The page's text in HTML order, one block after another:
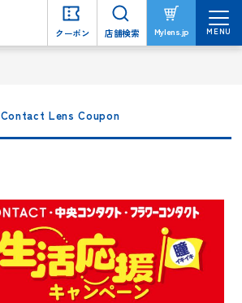
クーポン 店舗検索 Mylens.jp MENU
Contact Lens Coupon
クーポン 店舗検索 Mylens.jp MENU